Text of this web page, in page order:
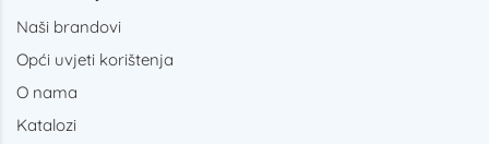
Naši brandovi
Opći uvjeti korištenja
O nama
Katalozi